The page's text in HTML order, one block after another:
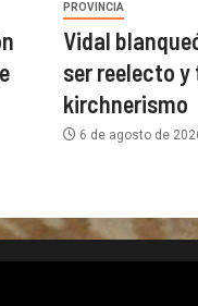
PROVINCIA
Vidal
ser reelecto y
kirchnerismo
6 de agosto de